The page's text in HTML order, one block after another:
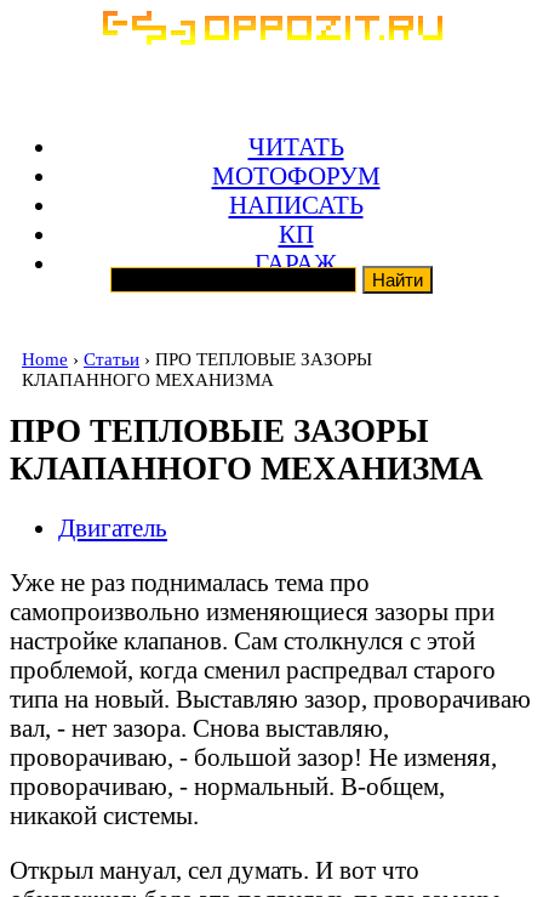
ЧИТАТЬ
МОТОФОРУМ
НАПИСАТЬ
КП
ГАРАЖ
Home › Статьи › ПРО ТЕПЛОВЫЕ ЗАЗОРЫ
КЛАПАННОГО МЕХАНИЗМА
ПРО ТЕПЛОВЫЕ ЗАЗОРЫ
КЛАПАННОГО МЕХАНИЗМА
Двигатель
Уже не раз поднималась тема про
самопроизвольно изменяющиеся зазоры при
настройке клапанов. Сам столкнулся с этой
проблемой, когда сменил распредвал старого
типа на новый. Выставляю зазор, проворачиваю
вал, - нет зазора. Снова выставляю,
проворачиваю, - большой зазор! Не изменяя,
проворачиваю, - нормальный. В-общем,
никакой системы.
Открыл мануал, сел думать. И вот что